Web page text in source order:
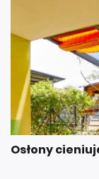
Osłony